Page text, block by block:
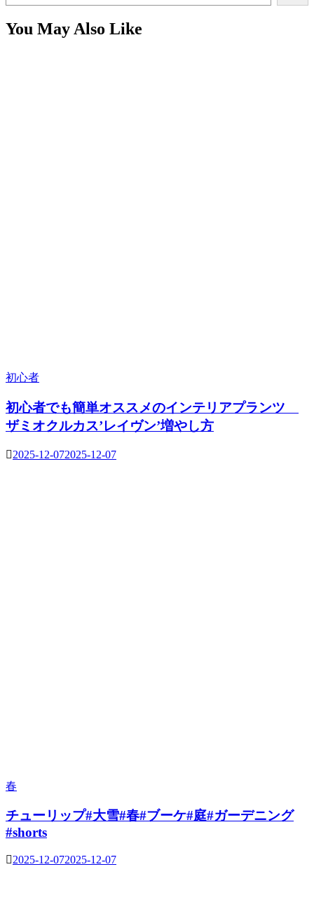
You May Also Like
初心者
初心者でも簡単オススメのインテリアプランツ
ザミオクルカス’レイヴン’増やし方
2025-12-072025-12-07
春
チューリップ#大雪#春#ブーケ#庭#ガーデニング
#shorts
2025-12-072025-12-07